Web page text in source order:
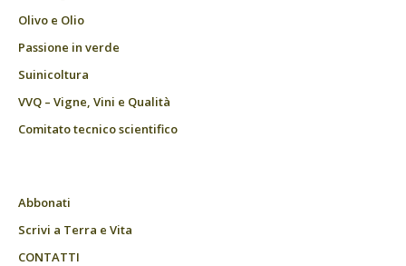
Olivo e Olio
Passione in verde
Suinicoltura
VVQ – Vigne, Vini e Qualità
Comitato tecnico scientifico
Abbonati
Scrivi a Terra e Vita
CONTATTI